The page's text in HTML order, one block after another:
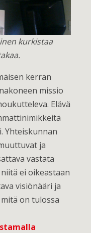
kurkistaa
kerran
missio
Elävä
Yhteiskunnan
ja
vastata
ei oikeastaan
visiönääri ja
on tulossa